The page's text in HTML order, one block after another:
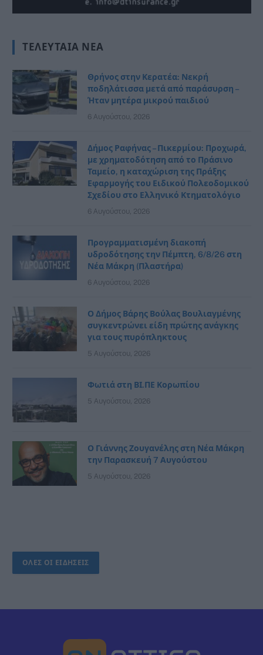
ΤΕΛΕΥΤΑΊΑ ΝΈΑ
Θρήνος στην Κερατέα: Νεκρή
ποδηλάτισσα μετά από παράσυρση –
Ήταν μητέρα μικρού παιδιού
6 Αυγούστου, 2026
Δήμος Ραφήνας – Πικερμίου: Προχωρά,
με χρηματοδότηση από το Πράσινο
Ταμείο, η καταχώριση της Πράξης
Εφαρμογής του Ειδικού Πολεοδομικού
Σχεδίου στο Ελληνικό Κτηματολόγιο
6 Αυγούστου, 2026
Προγραμματισμένη διακοπή
υδροδότησης την Πέμπτη, 6/8/26 στη
Νέα Μάκρη (Πλαστήρα)
6 Αυγούστου, 2026
Ο Δήμος Βάρης Βούλας Βουλιαγμένης
συγκεντρώνει είδη πρώτης ανάγκης
για τους πυρόπληκτους
5 Αυγούστου, 2026
Φωτιά στη ΒΙ.ΠΕ Κορωπίου
5 Αυγούστου, 2026
Ο Γιάννης Ζουγανέλης στη Νέα Μάκρη
την Παρασκευή 7 Αυγούστου
5 Αυγούστου, 2026
ΟΛΕΣ ΟΙ ΕΙΔΗΣΕΙΣ